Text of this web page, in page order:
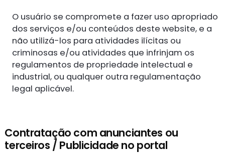
O usuário se compromete a fazer uso apropriado
dos serviços e/ou conteúdos deste website, e a
não utilizá-los para atividades ilícitas ou
criminosas e/ou atividades que infrinjam os
regulamentos de propriedade intelectual e
industrial, ou qualquer outra regulamentação
legal aplicável.
Contratação com anunciantes ou
terceiros / Publicidade no portal